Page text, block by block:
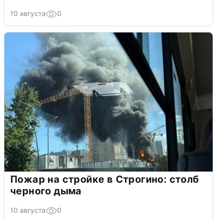
10 августа 0
Пожар на стройке в Строгино: столб
черного дыма
10 августа 0